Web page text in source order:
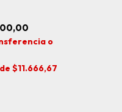
o
$11.666,67